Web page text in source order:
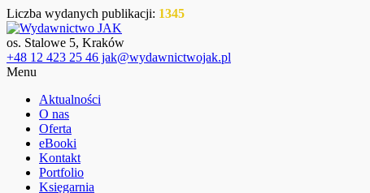
Liczba wydanych publikacji: 1345
os. Stalowe 5, Kraków
+48 12 423 25 46 jak@wydawnictwojak.pl
Menu
Aktualności
O nas
Oferta
eBooki
Kontakt
Portfolio
Księgarnia